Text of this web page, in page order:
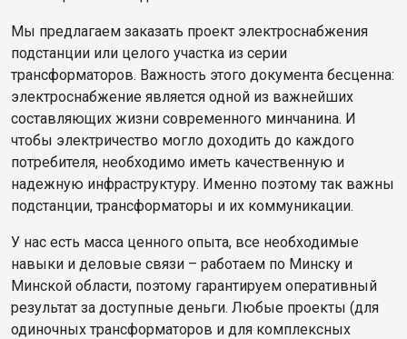
Мы предлагаем заказать проект электроснабжения
подстанции или целого участка из серии
трансформаторов. Важность этого документа бесценна:
электроснабжение является одной из важнейших
составляющих жизни современного минчанина. И
чтобы электричество могло доходить до каждого
потребителя, необходимо иметь качественную и
надежную инфраструктуру. Именно поэтому так важны
подстанции, трансформаторы и их коммуникации.
У нас есть масса ценного опыта, все необходимые
навыки и деловые связи – работаем по Минску и
Минской области, поэтому гарантируем оперативный
результат за доступные деньги. Любые проекты (для
одиночных трансформаторов и для комплексных